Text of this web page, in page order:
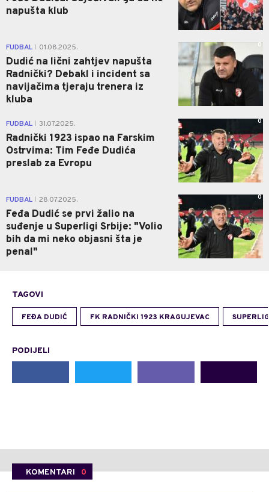
napušta klub
FUDBAL 01.08.2025.
Dudić na lični zahtjev napušta
Radnički? Debakl i incident sa
navijačima tjeraju trenera iz
kluba
0
FUDBAL 31.07.2025.
Radnički 1923 ispao na Farskim
Ostrvima: Tim Feđe Dudića
preslab za Evropu
0
FUDBAL 28.07.2025.
Feđa Dudić se prvi žalio na
suđenje u Superligi Srbije: "Volio
bih da mi neko objasni šta je
penal"
0
TAGOVI
FEĐA DUDIĆ FK RADNIČKI 1923 KRAGUJEVAC
PODIJELI
KOMENTARI 0